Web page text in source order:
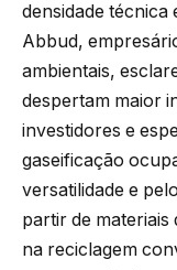
densidade
Abbud,
ambientais,
despertam maior
investidores e
gaseificação
versatilidade e
partir de materiais
na reciclagem